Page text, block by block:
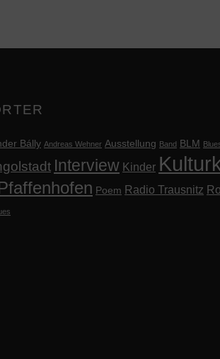
Bálly Andreas Wehner Ausstellung Band BLM
Interview Kinder
Poem Radio Trausnitz